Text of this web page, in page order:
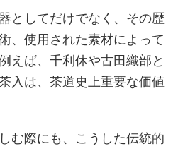
としてだけでなく、その歴
、使用された素材によって
えば、千利休や古田織部と
入は、茶道史上重要な価値
む際にも、こうした伝統的